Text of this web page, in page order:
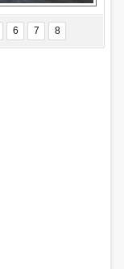
Ford Focus RS
(2015)
6 7 8